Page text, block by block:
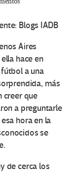
Blogs IADB
Aires
hace en
a una
más
creer que
a preguntarle
hora en la
se
de cerca los